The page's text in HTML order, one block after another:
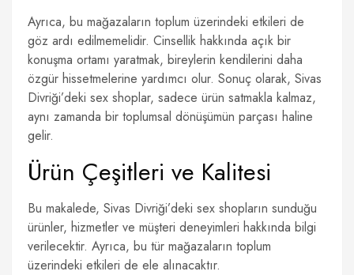
Ayrıca, bu mağazaların toplum üzerindeki etkileri de
göz ardı edilmemelidir. Cinsellik hakkında açık bir
konuşma ortamı yaratmak, bireylerin kendilerini daha
özgür hissetmelerine yardımcı olur. Sonuç olarak, Sivas
Divriği’deki sex shoplar, sadece ürün satmakla kalmaz,
aynı zamanda bir toplumsal dönüşümün parçası haline
gelir.
Ürün Çeşitleri ve Kalitesi
Bu makalede, Sivas Divriği’deki sex shopların sunduğu
ürünler, hizmetler ve müşteri deneyimleri hakkında bilgi
verilecektir. Ayrıca, bu tür mağazaların toplum
üzerindeki etkileri de ele alınacaktır.